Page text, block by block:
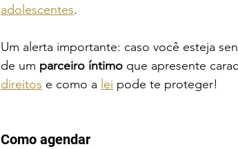
adolescentes.
Um alerta importante: caso você esteja
de um parceiro íntimo que apresente
direitos e como a lei pode te proteger!
Como agendar